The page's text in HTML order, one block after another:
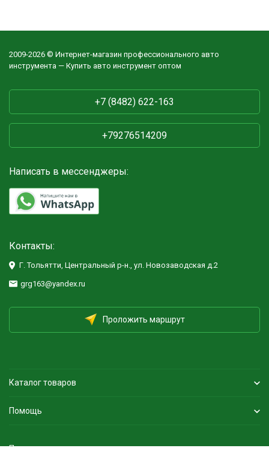
2009-2026 © Интернет-магазин профессионального авто
инструмента — Купить авто инструмент оптом
+7 (8482) 622-163
+79276514209
Написать в мессенджеры:
Контакты:
Г. Тольятти, Центральный р-н., ул. Новозаводская д.2
grg163@yandex.ru
Проложить маршрут
Каталог товаров
Помощь
Политика персональных данных